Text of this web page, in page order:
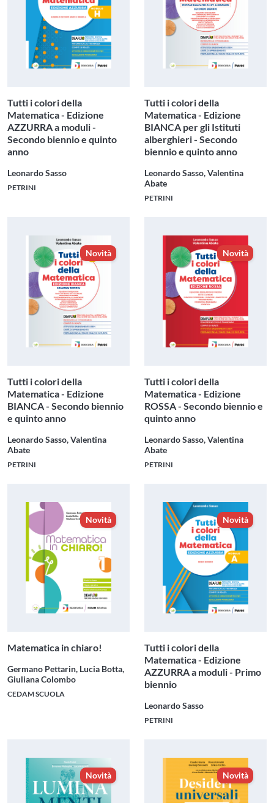
Tutti i colori della
Matematica - Edizione
AZZURRA a moduli -
Secondo biennio e quinto
anno
Leonardo Sasso
PETRINI
Tutti i colori della
Matematica - Edizione
BIANCA per gli Istituti
alberghieri - Secondo
biennio e quinto anno
Leonardo Sasso, Valentina
Abate
PETRINI
Novità
Tutti i colori della
Matematica - Edizione
BIANCA - Secondo biennio
e quinto anno
Leonardo Sasso, Valentina
Abate
PETRINI
Novità
Tutti i colori della
Matematica - Edizione
ROSSA - Secondo biennio e
quinto anno
Leonardo Sasso, Valentina
Abate
PETRINI
Novità
Matematica in chiaro!
Germano Pettarin, Lucia Botta,
Giuliana Colombo
CEDAM SCUOLA
Novità
Tutti i colori della
Matematica - Edizione
AZZURRA a moduli - Primo
biennio
Leonardo Sasso
PETRINI
Novità Novità